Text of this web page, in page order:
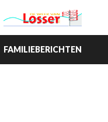
FAMILIEBERICHTEN